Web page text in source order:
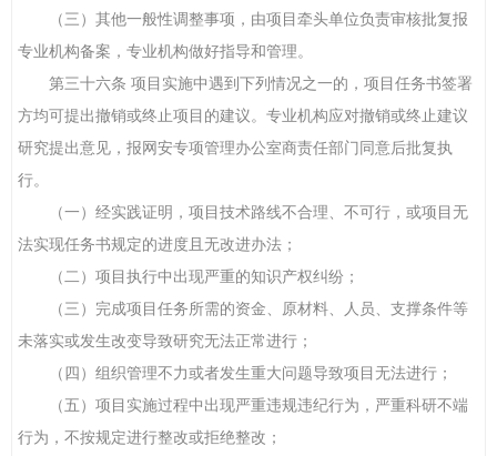
（三）其他一般性调整事项，由项目牵头单位负责审核批复报
专业机构备案，专业机构做好指导和管理。
第三十六条 项目实施中遇到下列情况之一的，项目任务书签署
方均可提出撤销或终止项目的建议。专业机构应对撤销或终止建议
研究提出意见，报网安专项管理办公室商责任部门同意后批复执
行。
（一）经实践证明，项目技术路线不合理、不可行，或项目无
法实现任务书规定的进度且无改进办法；
（二）项目执行中出现严重的知识产权纠纷；
（三）完成项目任务所需的资金、原材料、人员、支撑条件等
未落实或发生改变导致研究无法正常进行；
（四）组织管理不力或者发生重大问题导致项目无法进行；
（五）项目实施过程中出现严重违规违纪行为，严重科研不端
行为，不按规定进行整改或拒绝整改；